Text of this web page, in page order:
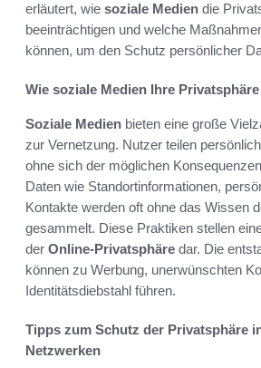
erläutert, wie soziale Medien die
beeinträchtigen und welche
können, um den Schutz persönlicher
Wie soziale Medien Ihre
Soziale Medien bieten eine große
zur Vernetzung. Nutzer teilen
ohne sich der möglichen
Daten wie Standortinformationen,
Kontakte werden oft ohne das Wissen
gesammelt. Diese Praktiken stellen
der Online-Privatsphäre dar. Die
können zu Werbung, unerwünschten
Identitätsdiebstahl führen.
Tipps zum Schutz der Privatsphäre
Netzwerken